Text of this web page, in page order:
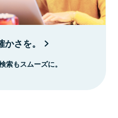
さを。
索もスムーズに。